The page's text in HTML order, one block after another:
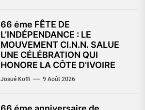
66 éme FÊTE DE
L’INDÉPENDANCE : LE
MOUVEMENT CI.N.N. SALUE
UNE CÉLÉBRATION QUI
HONORE LA CÔTE D’IVOIRE
Josué Koffi 9 Août 2026